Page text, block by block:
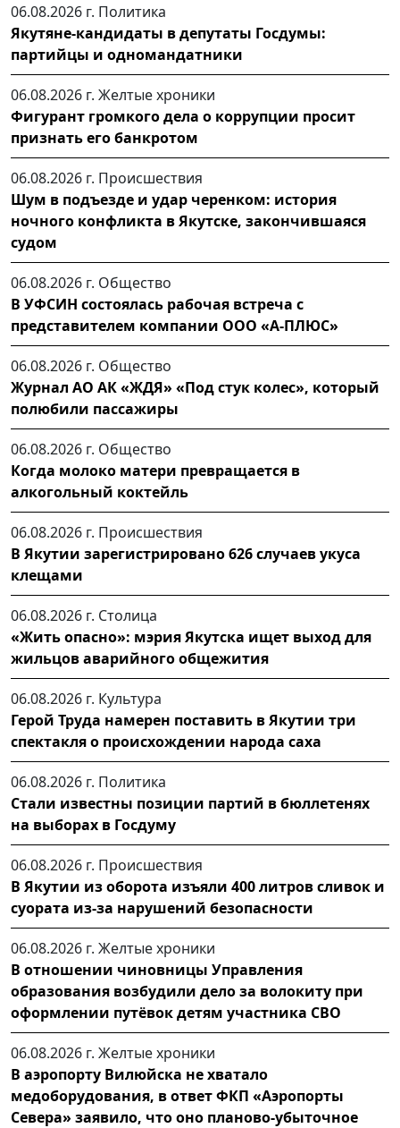
06.08.2026 г. Политика
Якутяне-кандидаты в депутаты Госдумы:
партийцы и одномандатники
06.08.2026 г. Желтые хроники
Фигурант громкого дела о коррупции просит
признать его банкротом
06.08.2026 г. Происшествия
Шум в подъезде и удар черенком: история
ночного конфликта в Якутске, закончившаяся
судом
06.08.2026 г. Общество
В УФСИН состоялась рабочая встреча с
представителем компании ООО «А-ПЛЮС»
06.08.2026 г. Общество
Журнал АО АК «ЖДЯ» «Под стук колес», который
полюбили пассажиры
06.08.2026 г. Общество
Когда молоко матери превращается в
алкогольный коктейль
06.08.2026 г. Происшествия
В Якутии зарегистрировано 626 случаев укуса
клещами
06.08.2026 г. Столица
«Жить опасно»: мэрия Якутска ищет выход для
жильцов аварийного общежития
06.08.2026 г. Культура
Герой Труда намерен поставить в Якутии три
спектакля о происхождении народа саха
06.08.2026 г. Политика
Стали известны позиции партий в бюллетенях
на выборах в Госдуму
06.08.2026 г. Происшествия
В Якутии из оборота изъяли 400 литров сливок и
суората из-за нарушений безопасности
06.08.2026 г. Желтые хроники
В отношении чиновницы Управления
образования возбудили дело за волокиту при
оформлении путёвок детям участника СВО
06.08.2026 г. Желтые хроники
В аэропорту Вилюйска не хватало
медоборудования, в ответ ФКП «Аэропорты
Севера» заявило, что оно планово-убыточное